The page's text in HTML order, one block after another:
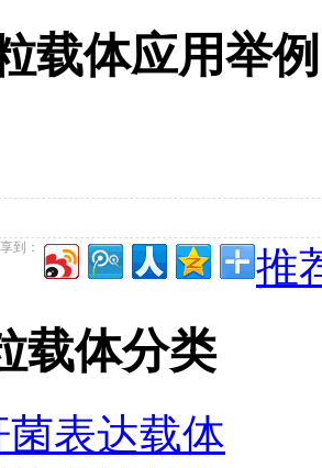
载体应用举例
到： 推
载体分类
菌表达载体